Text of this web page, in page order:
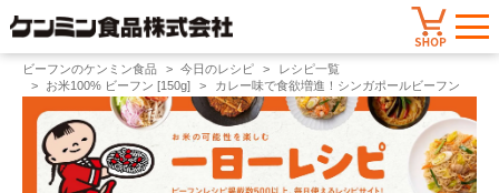
ビーフンのケンミン食品 今日のレシピ
レシピ一覧
お米100% ビーフン [150g]
カレー味で食欲増進！シンガポールビーフン